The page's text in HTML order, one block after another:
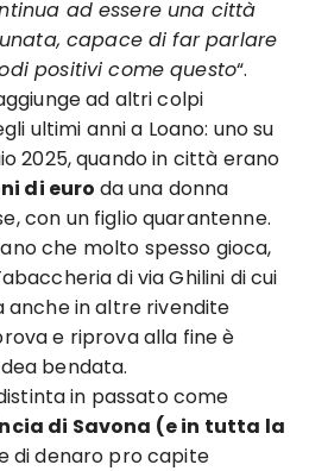
ad essere una città
capace di far parlare
positivi come questo“.
ad altri colpi
ultimi anni a Loano: uno su
2025, quando in città erano
di euro da una donna
con un figlio quarantenne.
che molto spesso gioca,
di via Ghilini di cui
anche in altre rivendite
e riprova alla fine è
bendata.
in passato come
di Savona (e in tutta la
di denaro pro capite